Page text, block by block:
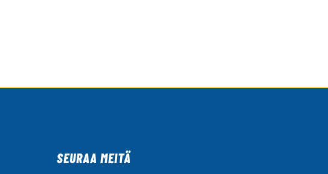
SEURAA MEITÄ